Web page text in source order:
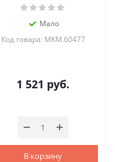
Мало
Код товара: MKM.60477
1 521 руб.
В корзину